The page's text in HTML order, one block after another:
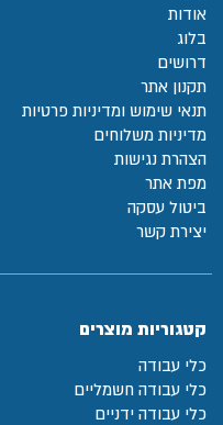
אודות
בלוג
דרושים
תקנון אתר
תנאי שימוש ומדיניות פרטיות
מדיניות משלוחים
הצהרת נגישות
מפת אתר
ביטול עסקה
יצירת קשר
קטגוריות מוצרים
כלי עבודה
כלי עבודה חשמליים
כלי עבודה ידניים